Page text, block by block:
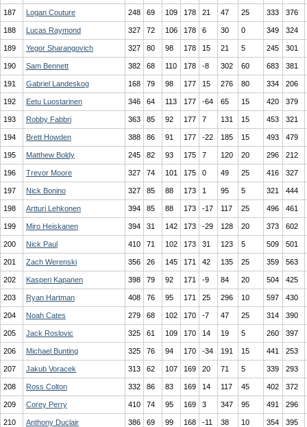
187 Logan Couture 248 69 109 178 21 47 25 333 376
188 Lucas Raymond 327 72 106 178 6 30 0 349 324
189 Yegor Sharangovich 327 80 98 178 15 21 5 245 301
190 Sam Bennett 382 68 110 178 -8 302 60 683 381
191 Gabriel Landeskog 168 79 98 177 15 276 80 334 206
192 Eetu Luostarinen 346 64 113 177 -64 65 15 420 379
193 Robby Fabbri 363 85 92 177 7 131 15 453 321
194 Brett Howden 388 86 91 177 -22 185 15 493 479
195 Matthew Boldy 245 82 93 175 7 120 20 296 212
196 Trevor Moore 327 74 101 175 0 49 25 416 327
197 Nick Bonino 327 85 88 173 1 95 5 321 444
198 Artturi Lehkonen 394 85 88 173 -17 117 25 496 461
199 Miro Heiskanen 394 31 142 173 -29 128 20 373 602
200 Nick Paul 410 71 102 173 31 123 5 509 501
201 Zach Werenski 356 26 145 171 42 135 25 359 563
202 Kasperi Kapanen 398 79 92 171 -9 84 20 504 425
203 Ryan Hartman 408 76 95 171 25 296 10 597 430
204 Noah Cates 279 68 102 170 -7 47 25 314 390
205 Jack Roslovic 325 61 109 170 14 19 5 260 397
206 Michael Bunting 325 76 94 170 -34 191 15 441 253
207 Jakub Voracek 313 62 107 169 20 71 5 339 293
208 Ross Colton 332 86 83 169 14 117 45 402 372
209 Corey Perry 410 74 95 169 3 347 95 491 296
210 Anthony Duclair 386 69 99 168 -11 38 10 354 395